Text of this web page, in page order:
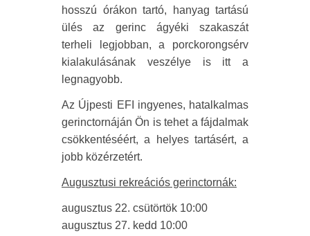
hosszú órákon tartó, hanyag tartású
ülés az gerinc ágyéki szakaszát
terheli legjobban, a porckorongsérv
kialakulásának veszélye is itt a
legnagyobb.
Az Újpesti EFI ingyenes, hatalkalmas
gerinctornáján Ön is tehet a fájdalmak
csökkentéséért, a helyes tartásért, a
jobb közérzetért.
Augusztusi rekreációs gerinctornák:
augusztus 22. csütörtök 10:00
augusztus 27. kedd 10:00